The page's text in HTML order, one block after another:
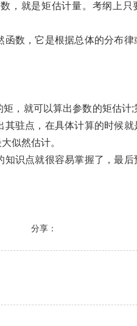
，就是矩估计量。考纲上只
数，它是根据总体的分布律
，就可以算出参数的矩估计;
驻点，在具体计算的时候就
似然估计。
识点就很容易掌握了，最后
分享：